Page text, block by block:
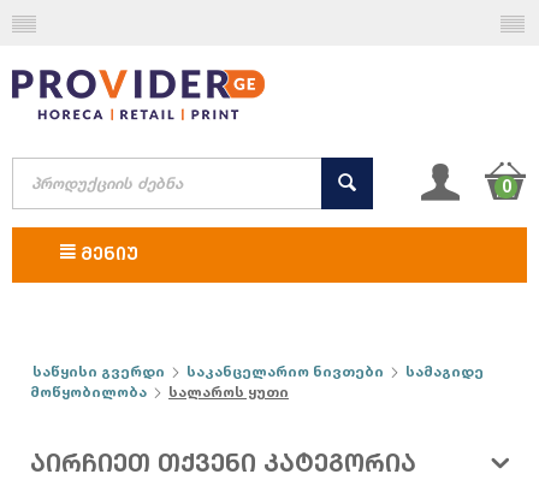
0
ᲛᲔᲜᲘᲣ
საწყისი გვერდი საკანცელარიო ნივთები
სამაგიდე
მოწყობილობა
სალაროს ყუთი
ᲐᲘᲠᲩᲘᲔᲗ ᲗᲥᲕᲔᲜᲘ ᲙᲐᲢᲔᲒᲝᲠᲘᲐ